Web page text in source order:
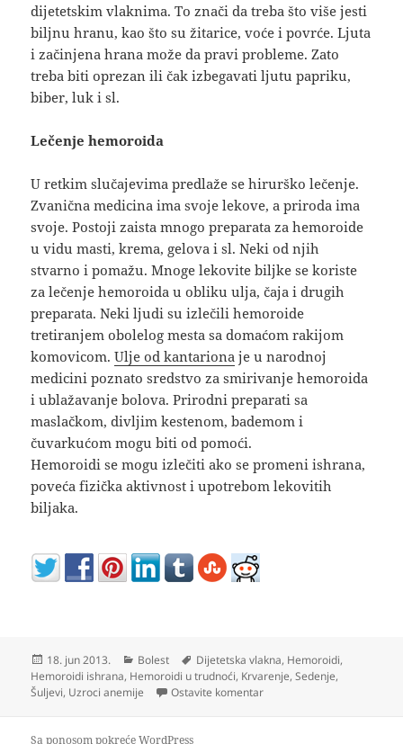
dijetetskim vlaknima. To znači da treba što više jesti
biljnu hranu, kao što su žitarice, voće i povrće. Ljuta
i začinjena hrana može da pravi probleme. Zato
treba biti oprezan ili čak izbegavati ljutu papriku,
biber, luk i sl.
Lečenje hemoroida
U retkim slučajevima predlaže se hirurško lečenje.
Zvanična medicina ima svoje lekove, a priroda ima
svoje. Postoji zaista mnogo preparata za hemoroide
u vidu masti, krema, gelova i sl. Neki od njih
stvarno i pomažu. Mnoge lekovite biljke se koriste
za lečenje hemoroida u obliku ulja, čaja i drugih
preparata. Neki ljudi su izlečili hemoroide
tretiranjem obolelog mesta sa domaćom rakijom
komovicom.Ulje od kantariona je u narodnoj
medicini poznato sredstvo za smirivanje hemoroida
i ublažavanje bolova. Prirodni preparati sa
maslačkom, divljim kestenom, bademom i
čuvarkućom mogu biti od pomoći.
Hemoroidi se mogu izlečiti ako se promeni ishrana,
poveća fizička aktivnost i upotrebom lekovitih
biljaka.
Objavljeno
18. jun 2013. Kategorije
Bolest Oznake
Dijetetska vlakna, Hemoroidi,
Hemoroidi ishrana, Hemoroidi u trudnoći, Krvarenje,Sedenje,
Šuljevi, Uzroci anemije Ostavite komentarna Hemoroidi simptomi i
Sa ponosom pokreće WordPress